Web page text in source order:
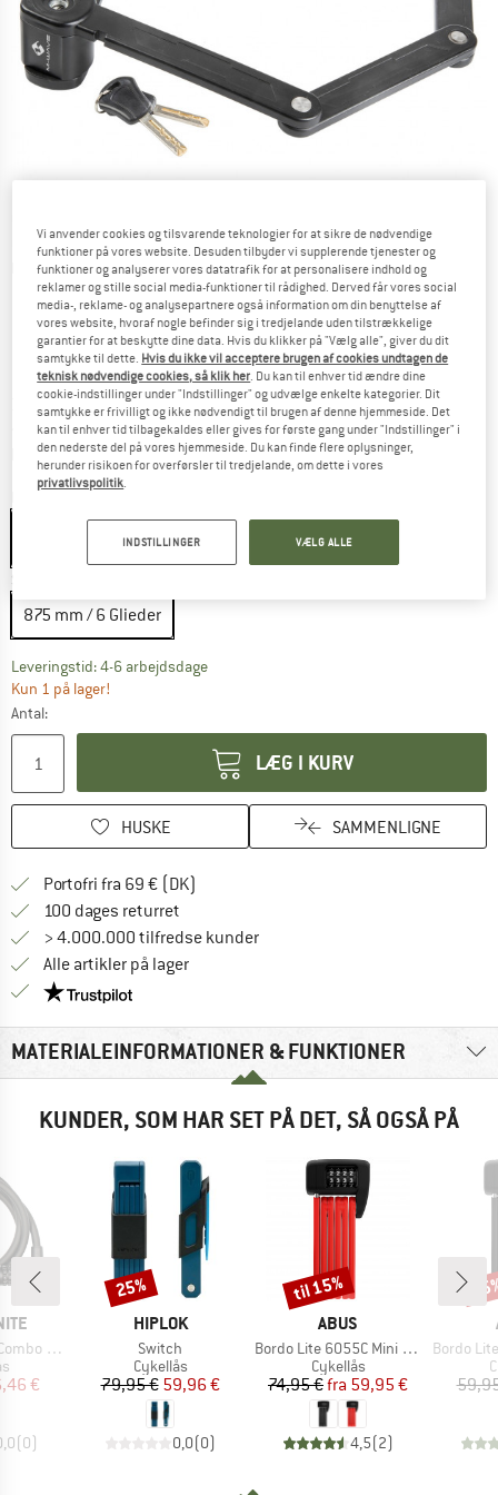
Detaljevisning
Pris:
34,95€ inkl. moms.
KR261,27
plus ForsendelsesomkostningerOplysninger om
Farve:
875 mm / 6 Glieder
Leveringstid: 4-6 arbejdsdageLinket åbnes i en infoboks og indeholder
Kun 1 på lager!
Antal:
LÆG I KURV
HUSKE SAMMENLIGNE
Portofri fra 69 € (DK)
100 dages returret
> 4.000.000 tilfredse kunder
Alle artikler på lager
Vi er Trustpilot-certificeret - oplysningerne får du
MATERIALEINFORMATIONER & FUNKTIONER
KUNDER, SOM HAR SET PÅ DET, SÅ OGSÅ PÅ
Cable
pris
€
(0)
MÆRKE
HIPLOK
Artikel
Switch
Produktgruppe
Cykellås
Pris
79,95 €Nedsat pris
59,96 €
0,0(0)
Rabat
25%
MÆRKE
ABUS
Artikel
Bordo Lite 6055C Mini Combo
Produktgruppe
Cykellås
Pris
74,95 € Nedsat pris
fra 59,95 €
4,5(2)
Rabat
til 15%
Artikel
Bordo
Vi anvender cookies og tilsvarende teknologier for at sikre de nødvendige
funktioner på vores website. Desuden tilbyder vi supplerende tjenester og
funktioner og analyserer vores datatrafik for at personalisere indhold og
reklamer og stille social media-funktioner til rådighed. Derved får vores social
media-, reklame- og analysepartnere også information om din benyttelse af
vores website, hvoraf nogle befinder sig i tredjelande uden tilstrækkelige
garantier for at beskytte dine data. Hvis du klikker på "Vælg alle", giver du dit
samtykke til dette. Hvis du ikke vil acceptere brugen af cookies undtagen de
teknisk nødvendige cookies, så klik her. Du kan til enhver tid ændre dine
cookie-indstillinger under "Indstillinger" og udvælge enkelte kategorier. Dit
samtykke er frivilligt og ikke nødvendigt til brugen af denne hjemmeside. Det
kan til enhver tid tilbagekaldes eller gives for første gang under "Indstillinger" i
den nederste del på vores hjemmeside. Du kan finde flere oplysninger,
herunder risikoen for overførsler til tredjelande, om dette i vores
privatlivspolitik.
INDSTILLINGER VÆLG ALLE